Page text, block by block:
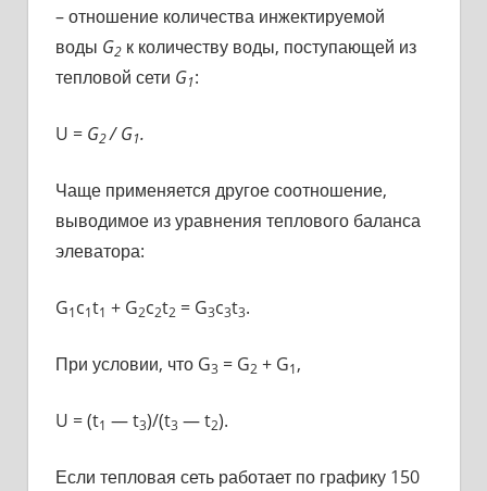
– отношение количества инжектируемой
воды G2 к количеству воды, поступающей из
тепловой сети G1:
U = G2/ G1.
Чаще применяется другое соотношение,
выводимое из уравнения теплового баланса
элеватора:
G1c1t1 + G2c2t2 = G3c3t3.
При условии, что G3 = G2 + G1,
U = (t1 — t3)/(t3 — t2).
Если тепловая сеть работает по графику 150